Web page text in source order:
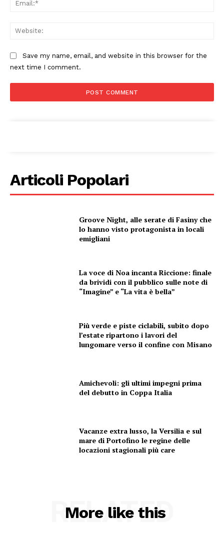
Menu
AREEINTERNE
Save my name, email, and website in this browser for the
next time I comment.
Articoli Popolari
Groove Night, alle serate di Fasiny che
lo hanno visto protagonista in locali
emigliani
La voce di Noa incanta Riccione: finale
da brividi con il pubblico sulle note di
“Imagine” e “La vita è bella”
Più verde e piste ciclabili, subito dopo
l’estate ripartono i lavori del
lungomare verso il confine con Misano
Amichevoli: gli ultimi impegni prima
del debutto in Coppa Italia
Vacanze extra lusso, la Versilia e sul
mare di Portofino le regine delle
locazioni stagionali più care
More like this
RELATED